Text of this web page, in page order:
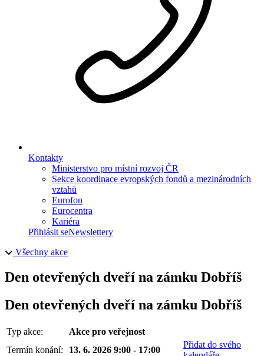
Kontakty
Ministerstvo pro místní rozvoj ČR
Sekce koordinace evropských fondů a mezinárodních
vztahů
Eurofon
Eurocentra
Kariéra
Přihlásit seNewslettery
Všechny akce
Den otevřených dveří na zámku Dobříš
Den otevřených dveří na zámku Dobříš
Typ akce:
Akce pro veřejnost
Termín konání:
13. 6. 2026 9:00 - 17:00
Přidat do svého